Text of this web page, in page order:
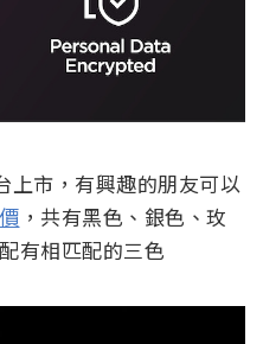
上市，有興趣的朋友可以
，共有黑色、銀色、玫
有相匹配的三色